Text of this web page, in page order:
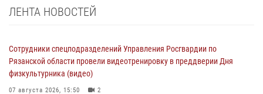
ЛЕНТА НОВОСТЕЙ
Сотрудники спецподразделений Управления Росгвардии по
Рязанской области провели видеотренировку в преддверии Дня
физкультурника (видео)
07 августа 2026, 15:50 2